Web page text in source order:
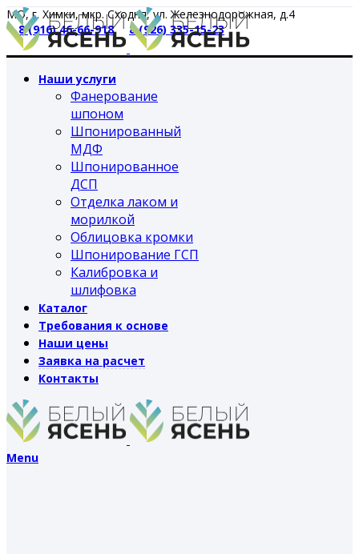
МО, г. Химки, мкр. Сходня, ул. Железнодорожная, д.4
8 (916) 46-66-918
8 (926) 335-15-23
Наши услуги
Фанерование
шпоном
Шпонированный
МДФ
Шпонированное
ДСП
Отделка лаком и
морилкой
Облицовка кромки
Шпонирование ГСП
Калибровка и
шлифовка
Каталог
Требования к основе
Наши цены
Заявка на расчет
Контакты
Menu